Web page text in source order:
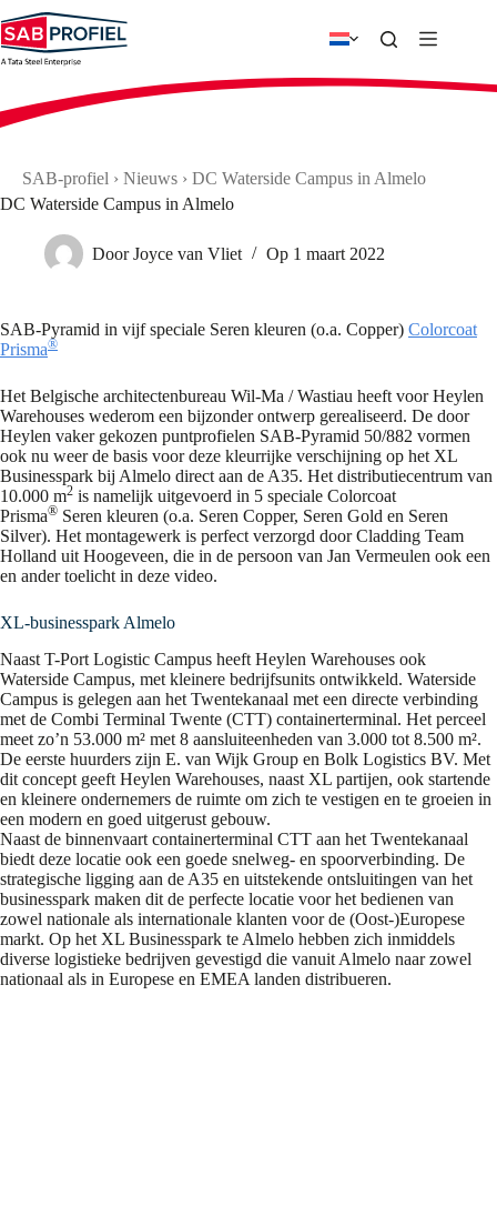
naar
de
inhoud
SAB-profiel › Nieuws › DC Waterside Campus in Almelo
DC Waterside Campus in Almelo
Door Joyce van Vliet Op 1 maart 2022
SAB-Pyramid in vijf speciale Seren kleuren (o.a. Copper) Colorcoat
Prisma®
Het Belgische architectenbureau Wil-Ma / Wastiau heeft voor Heylen
Warehouses wederom een bijzonder ontwerp gerealiseerd. De door
Heylen vaker gekozen puntprofielen SAB-Pyramid 50/882 vormen
ook nu weer de basis voor deze kleurrijke verschijning op het XL
Businesspark bij Almelo direct aan de A35. Het distributiecentrum van
10.000 m2 is namelijk uitgevoerd in 5 speciale Colorcoat
Prisma® Seren kleuren (o.a. Seren Copper, Seren Gold en Seren
Silver). Het montagewerk is perfect verzorgd door Cladding Team
Holland uit Hoogeveen, die in de persoon van Jan Vermeulen ook een
en ander toelicht in deze video.
XL-businesspark Almelo
Naast T-Port Logistic Campus heeft Heylen Warehouses ook
Waterside Campus, met kleinere bedrijfsunits ontwikkeld. Waterside
Campus is gelegen aan het Twentekanaal met een directe verbinding
met de Combi Terminal Twente (CTT) containerterminal. Het perceel
meet zo’n 53.000 m² met 8 aansluiteenheden van 3.000 tot 8.500 m².
De eerste huurders zijn E. van Wijk Group en Bolk Logistics BV. Met
dit concept geeft Heylen Warehouses, naast XL partijen, ook startende
en kleinere ondernemers de ruimte om zich te vestigen en te groeien in
een modern en goed uitgerust gebouw.
Naast de binnenvaart containerterminal CTT aan het Twentekanaal
biedt deze locatie ook een goede snelweg- en spoorverbinding. De
strategische ligging aan de A35 en uitstekende ontsluitingen van het
businesspark maken dit de perfecte locatie voor het bedienen van
zowel nationale als internationale klanten voor de (Oost-)Europese
markt. Op het XL Businesspark te Almelo hebben zich inmiddels
diverse logistieke bedrijven gevestigd die vanuit Almelo naar zowel
nationaal als in Europese en EMEA landen distribueren.